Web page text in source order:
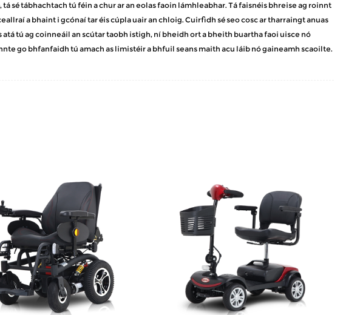
sé tábhachtach tú féin a chur ar an eolas faoin lámhleabhar. Tá faisnéis bhreise ag roinnt
a bhaint i gcónaí tar éis cúpla uair an chloig. Cuirfidh sé seo cosc ​​ar tharraingt anuas
tú ag coinneáil an scútar taobh istigh, ní bheidh ort a bheith buartha faoi uisce nó
go bhfanfaidh tú amach as limistéir a bhfuil seans maith acu láib nó gaineamh scaoilte.